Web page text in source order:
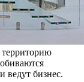
территорию
ведут бизнес.